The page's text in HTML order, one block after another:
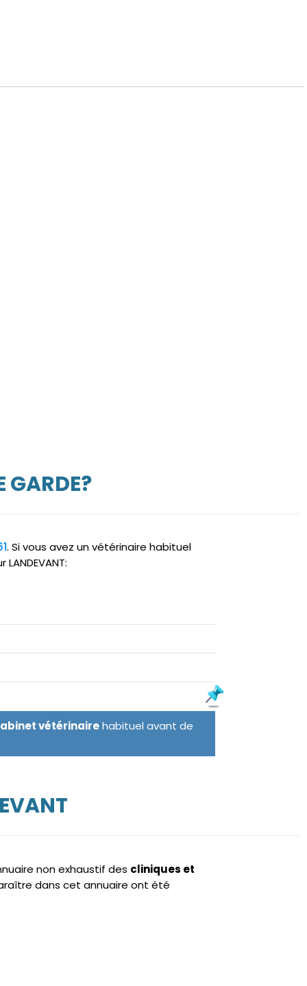
GARDE?
. Si vous avez un vétérinaire habituel
vétérinairehabituel avant de
non exhaustif des cliniques et
dans cet annuaire ont été